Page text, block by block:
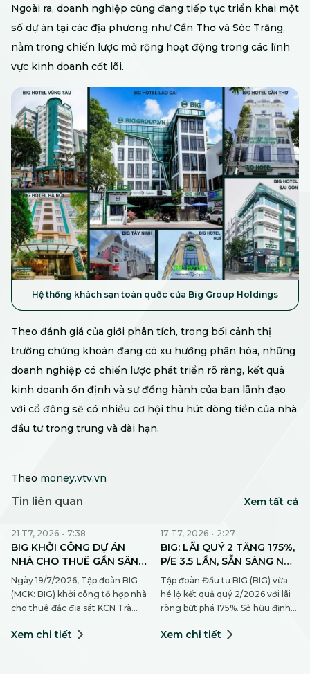
Ngoài ra, doanh nghiệp cũng đang tiếp tục triển khai một
số dự án tại các địa phương như Cần Thơ và Sóc Trăng,
nằm trong chiến lược mở rộng hoạt động trong các lĩnh
vực kinh doanh cốt lõi.
Hệ thống khách sạn toàn quốc của Big Group Holdings
Theo đánh giá của giới phân tích, trong bối cảnh thị
trường chứng khoán đang có xu hướng phân hóa, những
doanh nghiệp có chiến lược phát triển rõ ràng, kết quả
kinh doanh ổn định và sự đồng hành của ban lãnh đạo
với cổ đông sẽ có nhiều cơ hội thu hút dòng tiền của nhà
đầu tư trong trung và dài hạn.
Theo money.vtv.vn
Tin liên quan Xem tất cả
21 T7, 2026 • 7:38
BIG KHỞI CÔNG DỰ ÁN
NHÀ CHO THUÊ GẦN SÂN
BAY CẦN THƠ VÀ KCN TRÀ
NÓC
Ngày 19/7/2026, Tập đoàn BIG
(MCK: BIG) khởi công tổ hợp nhà
cho thuê đắc địa sát KCN Trà
hiện thực hóa triết lý kinh doanh
Xem chi tiết
17 T7, 2026 • 2:27
BIG: LÃI QUÝ 2 TĂNG 175%,
P/E 3.5 LẦN, SẴN SÀNG NỘP
HỒ SƠ LÊN HOSE
Tập đoàn Đầu tư BIG (BIG) vừa
hé lộ kết quả quý 2/2026 với lãi
ròng bứt phá 175%. Sở hữu định
rộng và mục tiêu nộp hồ sơ lên
Xem chi tiết